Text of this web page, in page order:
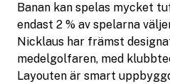
Banan kan spelas mycket
endast 2 % av spelarna
Nicklaus har främst
medelgolfaren, med
Layouten är smart